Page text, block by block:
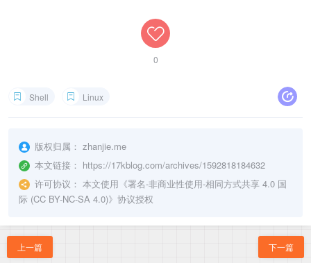
0
Shell Linux
版权归属： zhanjie.me
本文链接： https://17kblog.com/archives/1592818184632
许可协议： 本文使用《署名-非商业性使用-相同方式共享 4.0 国
际 (CC BY-NC-SA 4.0)》协议授权
上一篇 下一篇